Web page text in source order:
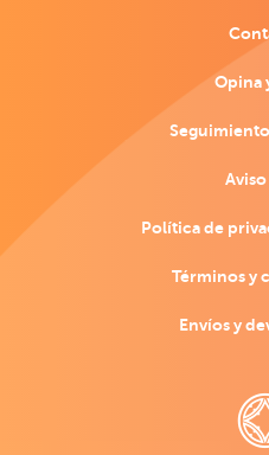
Opina
Política de
Términos y
Envíos y